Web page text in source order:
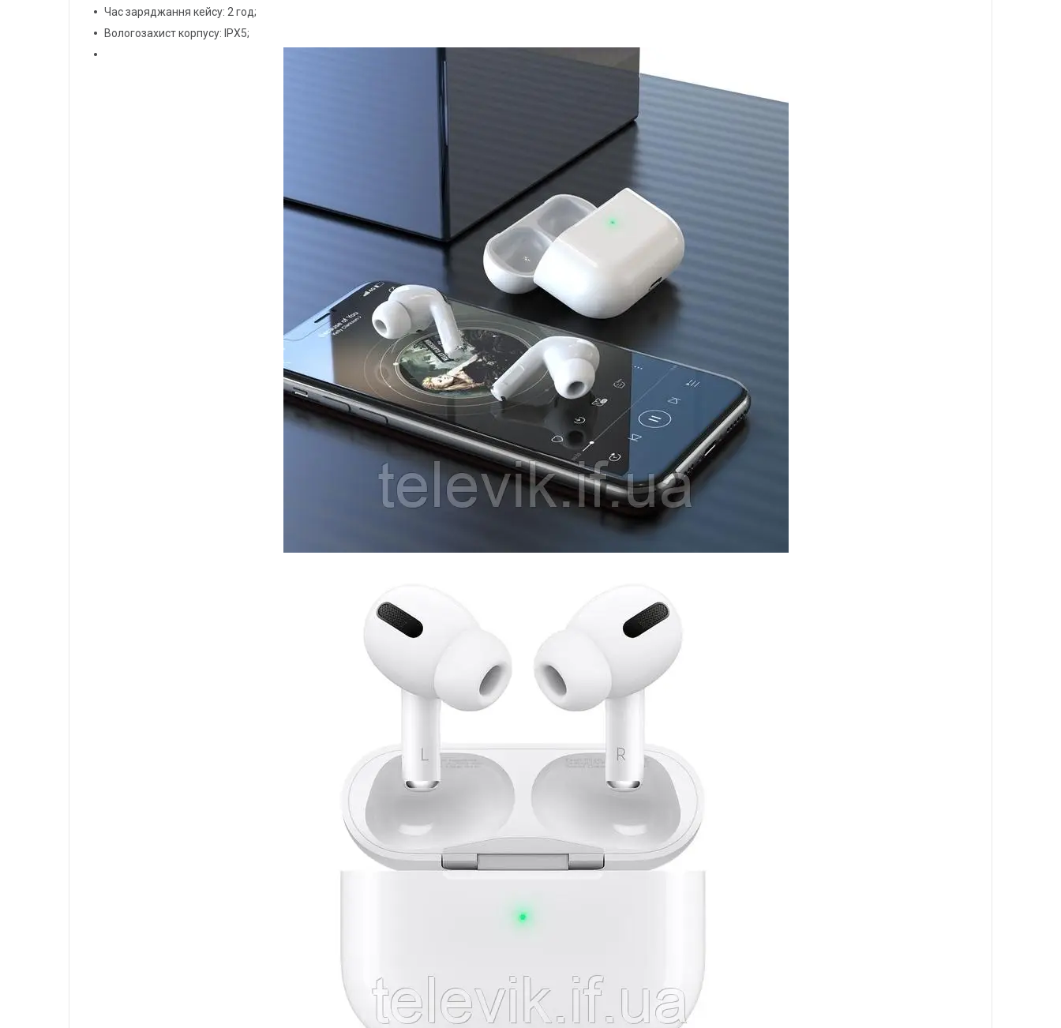
Час заряджання кейсу: 2 год;
Вологозахист корпусу: IPX5;